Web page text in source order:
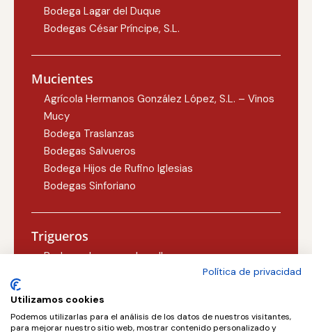
Bodega Lagar del Duque
Bodegas César Príncipe, S.L.
Mucientes
Agrícola Hermanos González López, S.L. – Vinos
Mucy
Bodega Traslanzas
Bodegas Salvueros
Bodega Hijos de Rufino Iglesias
Bodegas Sinforiano
Trigueros
Bodegas Lezcano-Lacalle
Valoria la Buena
Política de privacidad
Utilizamos cookies
Podemos utilizarlas para el análisis de los datos de nuestros visitantes,
para mejorar nuestro sitio web, mostrar contenido personalizado y